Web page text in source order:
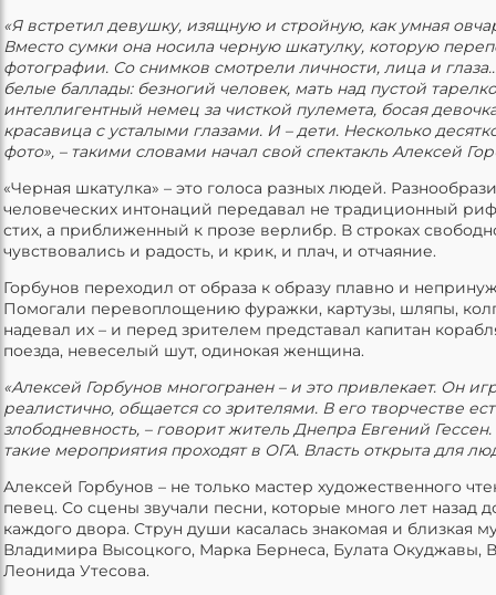
«Я встретил девушку, изящную и стройную, как умная
Вместо сумки она носила черную шкатулку, которую
фотографии. Со снимков смотрели личности, лица и
белые баллады: безногий человек, мать над пустой
интеллигентный немец за чисткой пулемета, босая
красавица с усталыми глазами. И – дети. Несколько
фото», – такими словами начал свой спектакль Алексей
«Черная шкатулка» – это голоса разных людей.
человеческих интонаций передавал не традиционный
стих, а приближенный к прозе верлибр. В строках
чувствовались и радость, и крик, и плач, и отчаяние.
Горбунов переходил от образа к образу плавно и
Помогали перевоплощению фуражки, картузы, шляпы,
надевал их – и перед зрителем представал капитан
поезда, невеселый шут, одинокая женщина.
«Алексей Горбунов многогранен – и это привлекает. Он
реалистично, общается со зрителями. В его творчестве
злободневность, – говорит житель Днепра Евгений
такие мероприятия проходят в ОГА. Власть открыта для
Алексей Горбунов – не только мастер художественного
певец. Со сцены звучали песни, которые много лет назад
каждого двора. Струн души касалась знакомая и близкая
Владимира Высоцкого, Марка Бернеса, Булата Окуджавы,
Леонида Утесова.